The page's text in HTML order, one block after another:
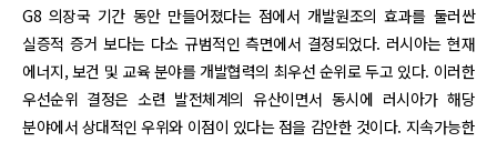
G8 의장국 기간 동안 만들어졌다는 점에서 개발원조의 효과를 둘러싼
실증적 증거 보다는 다소 규범적인 측면에서 결정되었다. 러시아는 현재
에너지, 보건 및 교육 분야를 개발협력의 최우선 순위로 두고 있다. 이러한
우선순위 결정은 소련 발전체계의 유산이면서 동시에 러시아가 해당
분야에서 상대적인 우위와 이점이 있다는 점을 감안한 것이다. 지속가능한